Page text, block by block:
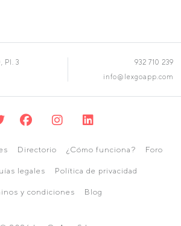
Pl. 3
932 710 239
info@lexgoapp.com
Directorio ¿Cómo funciona? Foro
legales Política de privacidad
y condiciones Blog